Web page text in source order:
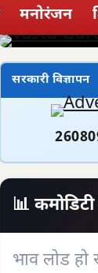
मनोरंजन
सरकारी विज्ञापन
📊
भाव लोड हो